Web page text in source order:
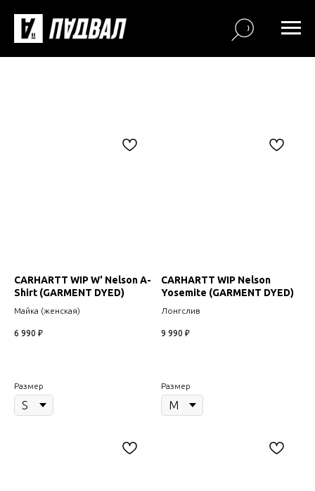
CARHARTT WIP W' Nelson A-
Shirt (GARMENT DYED)
Майка (женская)
6 990 ₽
Размер
CARHARTT WIP Nelson
Yosemite (GARMENT DYED)
Лонгслив
9 990 ₽
Размер